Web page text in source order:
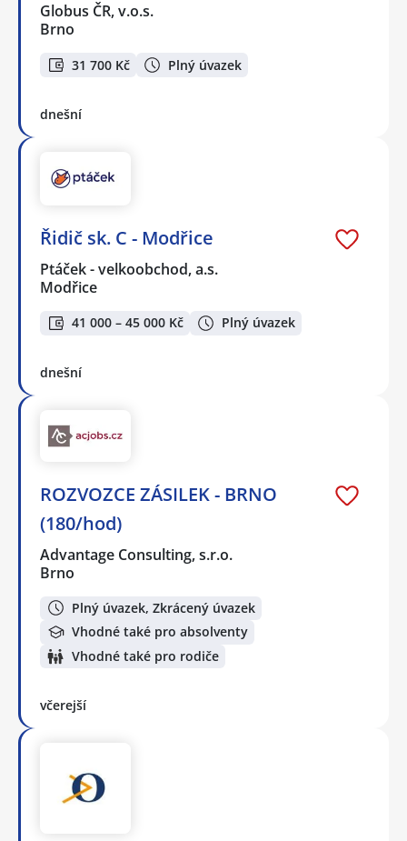
Globus ČR, v.o.s.
Brno
31 700 Kč Plný úvazek
dnešní
Řidič sk. C - Modřice
Ptáček - velkoobchod, a.s.
Modřice
41 000 – 45 000 Kč Plný úvazek
dnešní
ROZVOZCE ZÁSILEK - BRNO
(180/hod)
Advantage Consulting, s.r.o.
Brno
Plný úvazek, Zkrácený úvazek
Vhodné také pro absolventy
Vhodné také pro rodiče
včerejší